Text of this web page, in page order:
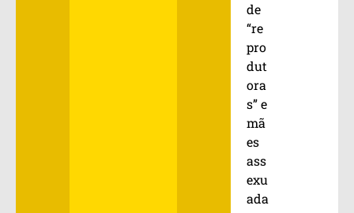
de
“re
pro
dut
ora
s” e
mã
es
ass
exu
ada